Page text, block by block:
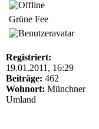
Grüne Fee
Registriert:
19.01.2011, 16:29
Beiträge: 462
Wohnort: Münchner
Umland